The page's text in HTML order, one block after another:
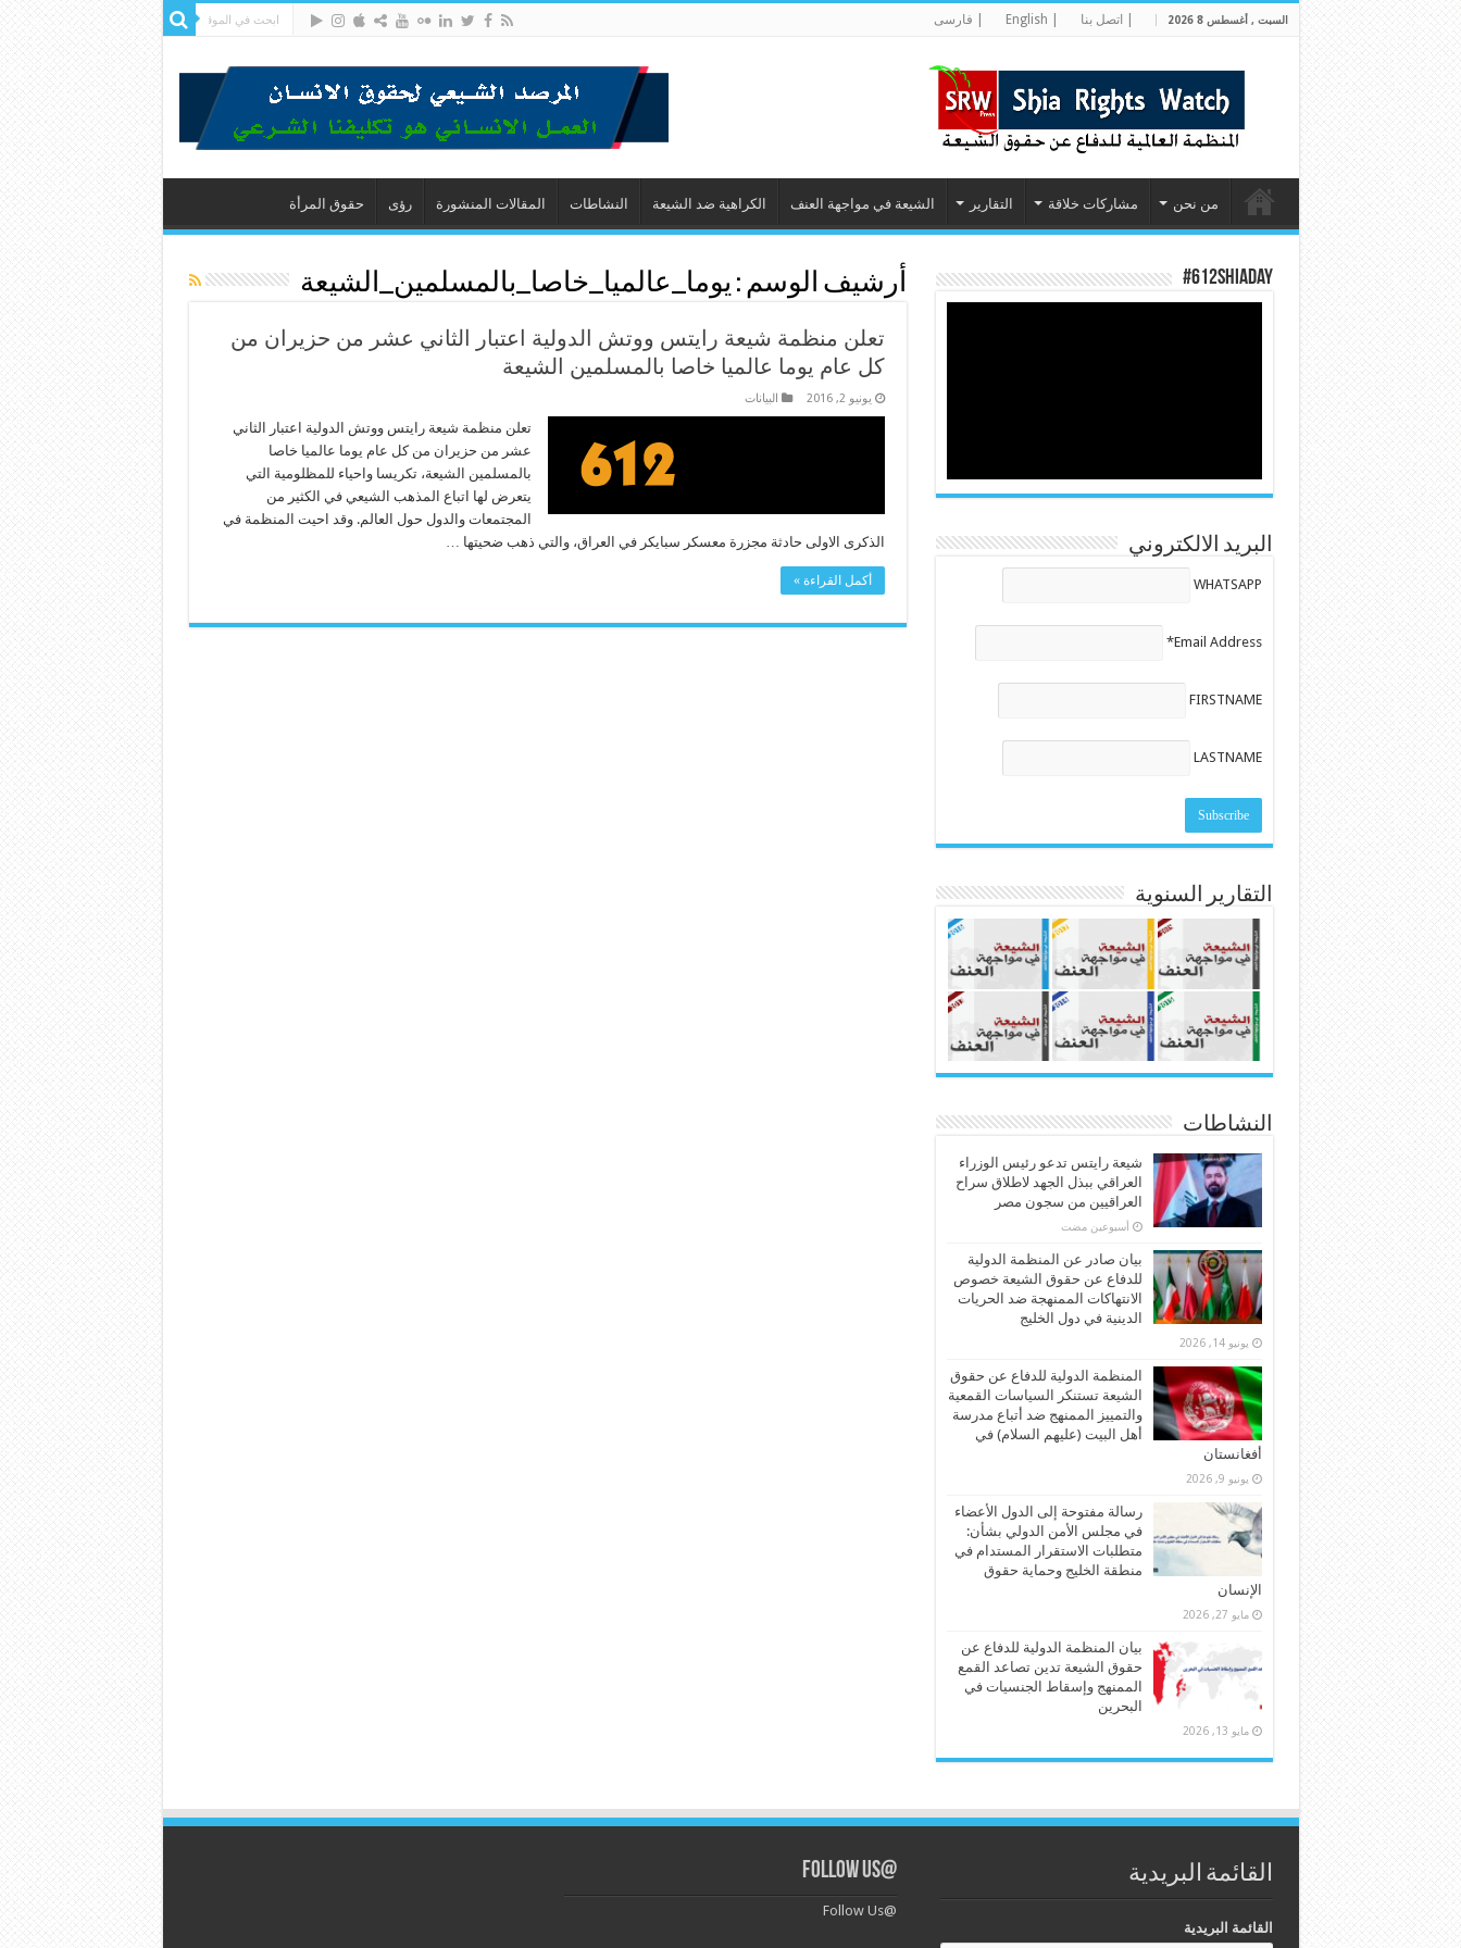
السبت , أغسطس 8 2026 | اتصل بنا | فارسى
من نحن مشاركات خلاقة التقارير الشيعة في مواجهة العنف الكراهية ضد الشيعة النشاطات المقالات المنشورة رؤى حقوق المرأة
أرشيف الوسم : يوما_عالميا_خاصا_بالمسلمين_الشيعة
تعلن منظمة شيعة رايتس ووتش الدولية اعتبار الثاني عشر من حزيران من
كل عام يوما عالميا خاصا بالمسلمين الشيعة
يونيو 2, 2016 البیانات
تعلن منظمة شيعة رايتس ووتش الدولية اعتبار الثاني
عشر من حزيران من كل عام يوما عالميا خاصا
بالمسلمين الشيعة، تكريسا واحياء للمظلومية التي
يتعرض لها اتباع المذهب الشيعي في الكثير من
المجتمعات والدول حول العالم. وقد احيت المنظمة في
الذكرى الاولى حادثة مجزرة معسكر سبايكر في العراق، والتي ذهب ضحيتها …
أكمل القراءة »
#612ShiaDay
البريد الالكتروني
WHATSAPP
Email Address*
FIRSTNAME
LASTNAME
التقارير السنوية
النشاطات
شيعة رايتس تدعو رئيس الوزراء
العراقي ببذل الجهد لاطلاق سراح
العراقيين من سجون مصر
‏أسبوعين مضت
بيان صادر عن المنظمة الدولية
للدفاع عن حقوق الشيعة خصوص
الانتهاكات الممنهجة ضد الحريات
الدينية في دول الخليج
يونيو 14, 2026
المنظمة الدولية للدفاع عن حقوق
الشيعة تستنكر السياسات القمعية
والتمييز الممنهج ضد أتباع مدرسة
أهل البيت (عليهم السلام) في
أفغانستان
يونيو 9, 2026
رسالة مفتوحة إلى الدول الأعضاء
في مجلس الأمن الدولي بشأن:
متطلبات الاستقرار المستدام في
منطقة الخليج وحماية حقوق
الإنسان
مايو 27, 2026
بيان المنظمة الدولية للدفاع عن
حقوق الشيعة تدين تصاعد القمع
الممنهج وإسقاط الجنسيات في
البحرين
مايو 13, 2026
القائمة البريدية
القائمة البريدية
@Follow Us
@Follow Us